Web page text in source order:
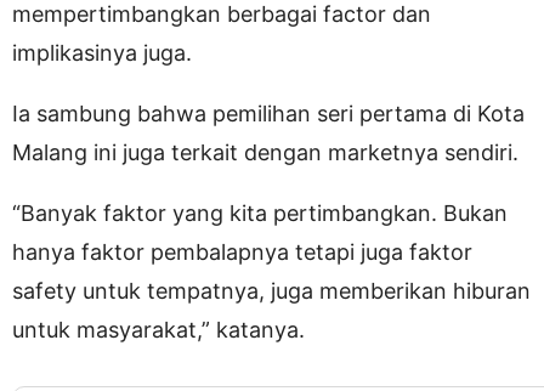
mempertimbangkan berbagai factor dan
implikasinya juga.
Ia sambung bahwa pemilihan seri pertama di Kota
Malang ini juga terkait dengan marketnya sendiri.
“Banyak faktor yang kita pertimbangkan. Bukan
hanya faktor pembalapnya tetapi juga faktor
safety untuk tempatnya, juga memberikan hiburan
untuk masyarakat,” katanya.